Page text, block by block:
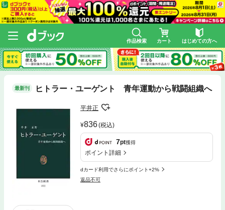
作品検索 カート はじめての方へ
最新刊 ヒトラー・ユーゲント 青年運動から戦闘組織へ
平井正
836(税込)
7pt獲得
ポイント詳細
dカード利用でさらにポイント+2%
返品不可